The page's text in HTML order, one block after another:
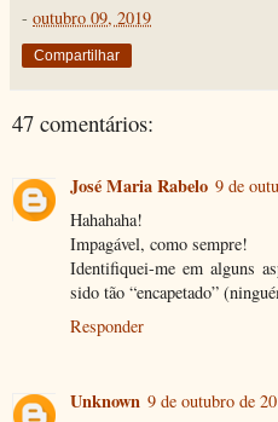
- outubro 09, 2019
Compartilhar
47 comentários:
José Maria Rabelo 9 de
Hahahaha!
Impagável, como sempre!
Identifiquei-me em alguns
sido tão “encapetado”
Responder
Unknown 9 de outubro de